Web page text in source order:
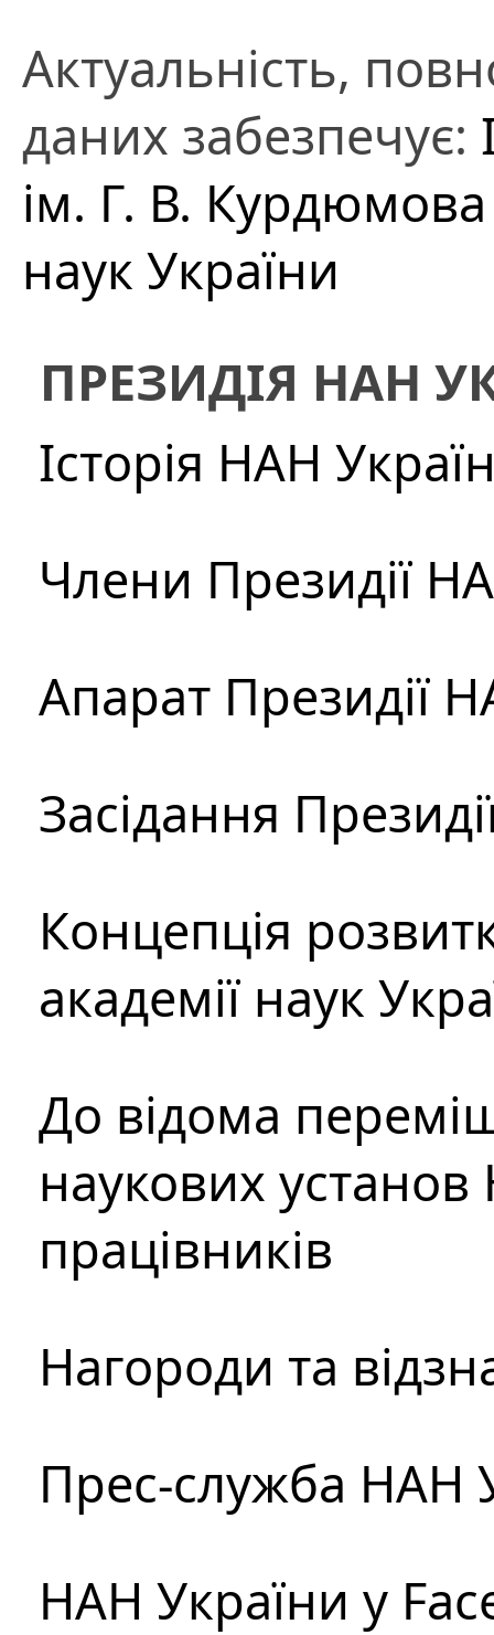
Актуальність,
даних забезпечує:
ім. Г. В. Курдюмова
наук України
ПРЕЗИДІЯ НАН
Історія НАН
Члени Президії
Апарат Президії
Засідання
Концепція
академії наук
До відома
наукових установ
працівників
Нагороди та
Прес-служба НАН
НАН України у